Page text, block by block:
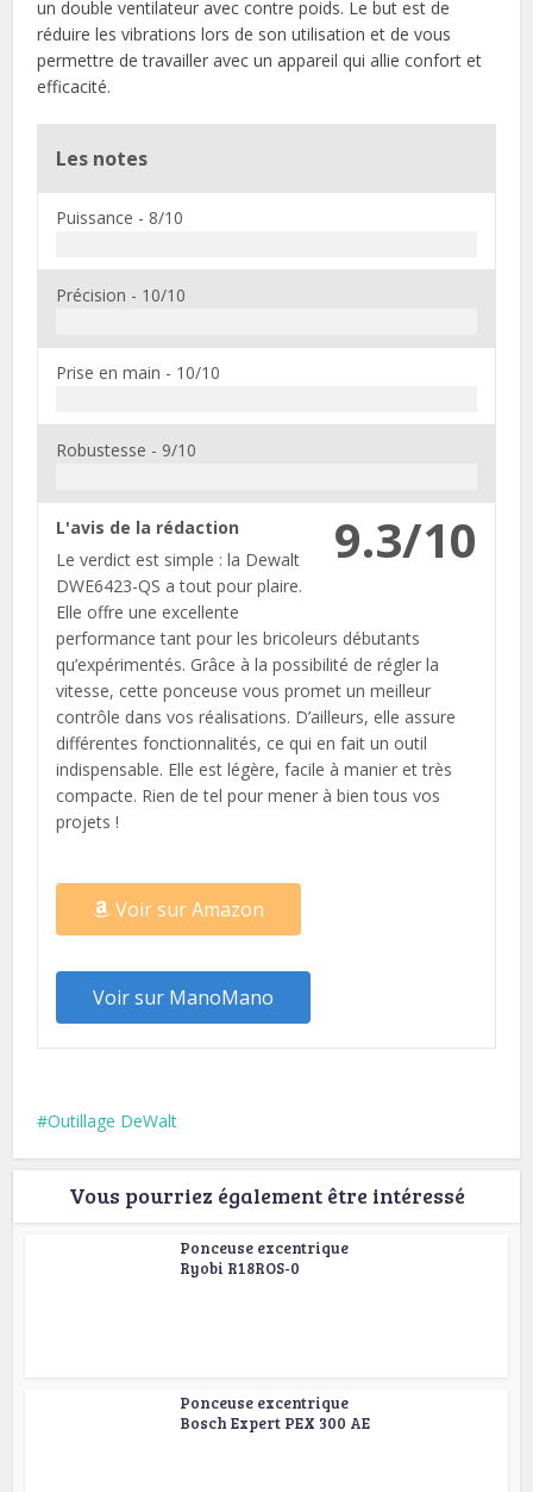
un double ventilateur avec contre poids. Le but est de
réduire les vibrations lors de son utilisation et de vous
permettre de travailler avec un appareil qui allie confort et
efficacité.
Les notes
Puissance - 8/10
Précision - 10/10
Prise en main - 10/10
Robustesse - 9/10
9.3/10
L'avis de la rédaction
Le verdict est simple : la Dewalt
DWE6423-QS a tout pour plaire.
Elle offre une excellente
performance tant pour les bricoleurs débutants
qu’expérimentés. Grâce à la possibilité de régler la
vitesse, cette ponceuse vous promet un meilleur
contrôle dans vos réalisations. D’ailleurs, elle assure
différentes fonctionnalités, ce qui en fait un outil
indispensable. Elle est légère, facile à manier et très
compacte. Rien de tel pour mener à bien tous vos
projets !
Voir sur Amazon
Voir sur ManoMano
Outillage DeWalt
Vous pourriez également être intéressé
Ponceuse excentrique
Ryobi R18ROS-0
Ponceuse excentrique
Bosch Expert PEX 300 AE